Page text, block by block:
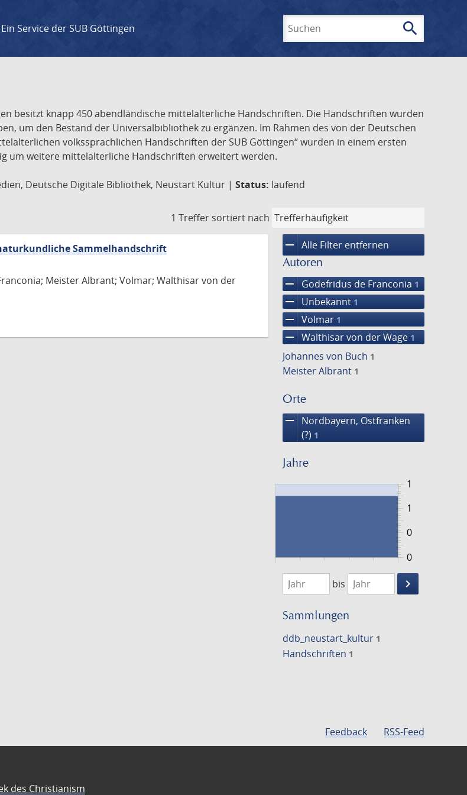
Ein Service der SUB Göttingen search
besitzt knapp 450 abendländische mittelalterliche Handschriften. Die Handschriften wurden
um den Bestand der Universalbibliothek zu ergänzen. Im Rahmen des von der Deutschen
volkssprachlichen Handschriften der SUB Göttingen“ wurden in einem ersten
um weitere mittelalterliche Handschriften erweitert werden.
Deutsche Digitale Bibliothek, Neustart Kultur | Status: laufend
1 Treffer sortiert nach
remove Alle Filter entfernen
Autoren
remove Godefridus de Franconia 1
remove Unbekannt 1
remove Volmar 1
remove Walthisar von der Wage 1
Johannes von Buch 1
Meister Albrant 1
Orte
remove
Nordbayern, Ostfranken
(?) 1
Jahre
0
1
0
1
1474
1475
bis
keyboard_arrow_right
Suche
Sammlungen
ddb_neustart_kultur 1
Handschriften 1
Sammelhandschrift
Meister Albrant; Volmar; Walthisar von der
Feedback RSS-Feed
des Christianism